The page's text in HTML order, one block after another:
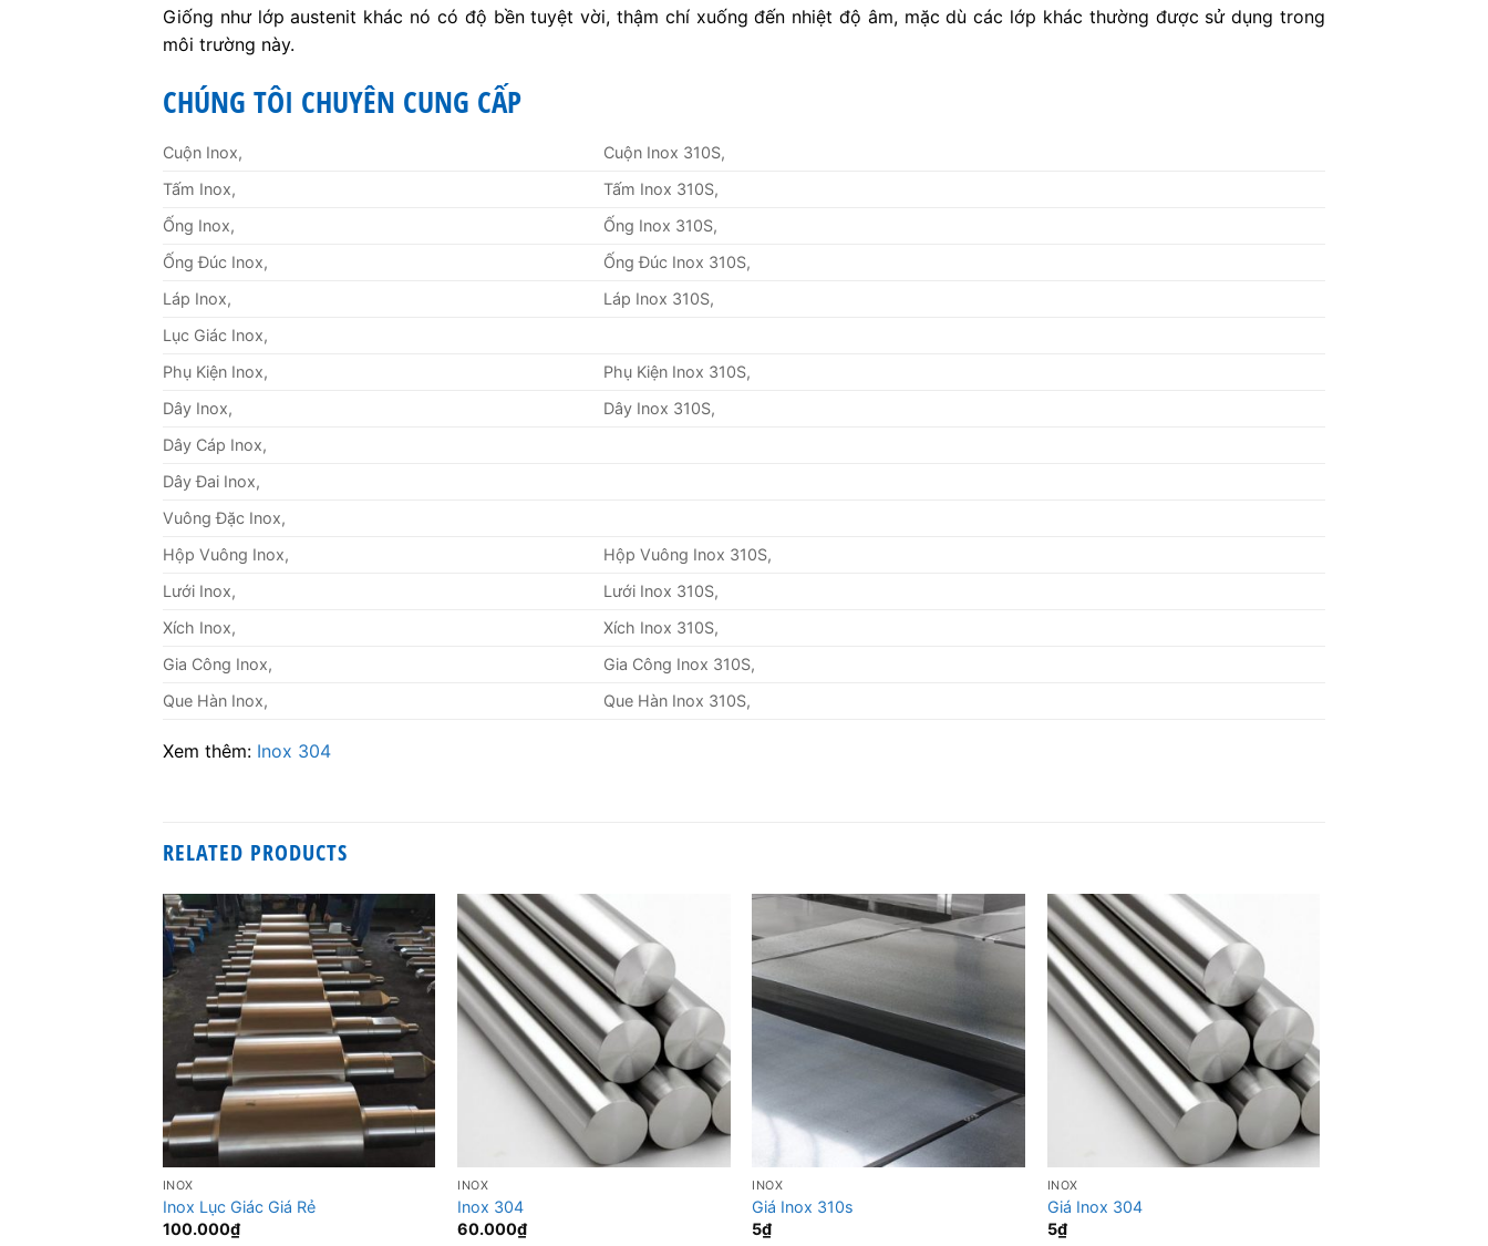
Giống như lớp austenit khác nó có độ bền tuyệt vời, thậm chí xuống đến nhiệt độ âm, mặc dù các lớp khác thường được sử dụng trong
môi trường này.
CHÚNG TÔI CHUYÊN CUNG CẤP
Cuộn Inox,
Cuộn Inox 310S,
Tấm Inox,
Tấm Inox 310S,
Ống Inox,
Ống Inox 310S,
Ống Đúc Inox,
Ống Đúc Inox 310S,
Láp Inox,
Láp Inox 310S,
Lục Giác Inox,
Phụ Kiện Inox,
Phụ Kiện Inox 310S,
Dây Inox,
Dây Inox 310S,
Dây Cáp Inox,
Dây Đai Inox,
Vuông Đặc Inox,
Hộp Vuông Inox,
Hộp Vuông Inox 310S,
Lưới Inox,
Lưới Inox 310S,
Xích Inox,
Xích Inox 310S,
Gia Công Inox,
Gia Công Inox 310S,
Que Hàn Inox,
Que Hàn Inox 310S,
Xem thêm: Inox 304
RELATED PRODUCTS
INOX
Inox Lục Giác Giá Rẻ
100.000₫
INOX
Inox 304
60.000₫
INOX
Giá Inox 310s
5₫
INOX
Giá Inox 304
5₫